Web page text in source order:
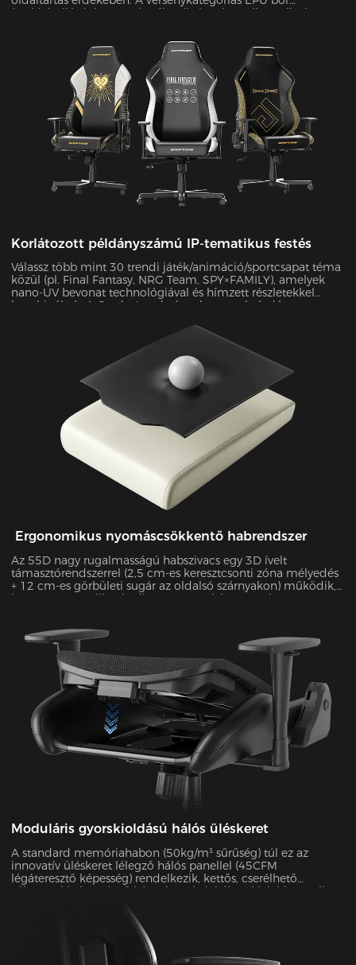
(szakítószilárdság ≥80N/cm²) nulla kopás mellett teljesítette
javította az oldalsó visszatartó erőt.
Korlátozott példányszámú IP-tematikus festés
Válassz több mint 30 trendi játék/animáció/sportcsapat téma
közül (pl. Final Fantasy, NRG Team, SPY×FAMILY), amelyek
nano-UV bevonat technológiával és hímzett részletekkel
kombináltak. A Grade 4 szabványokat meghaladó
Ergonomikus nyomáscsökkentő habrendszer
Az 55D nagy rugalmasságú habszivacs egy 3D ívelt
támasztórendszerrel (2,5 cm-es keresztcsonti zóna mélyedés
+ 12 cm-es görbületi sugár az oldalsó szárnyakon) működik,
hogy pontosan illeszkedjen a testtartáshoz. A Tekscan
csúcsnyomást 4 órás ülés során.
Moduláris gyorskioldású hálós üléskeret
A standard memóriahabon (50kg/m³ sűrűség) túl ez az
innovatív üléskeret lélegző hálós panellel (45CFM
légáteresztő képesség) rendelkezik, kettős, cserélhető
változatokkal. A végső kényelem érdekében kialakított teljes
összeszerelhető. A nyári hónapokban ez a hálós konfiguráció
hatékonyan csökkenti az ülésfelület hőmérsékletét 5-8°C-kal,
amint azt infravörös hőkamerás vizsgálatokkal igazolták.